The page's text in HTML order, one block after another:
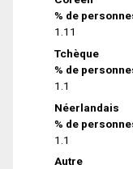
% de
1.11
Tchèque
% de
1.1
Néerlandais
% de
1.1
Autre